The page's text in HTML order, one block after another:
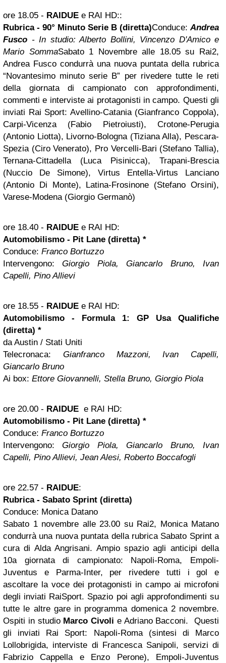
ore 18.05 - RAIDUE e RAI HD::
Rubrica - 90° Minuto Serie B (diretta)Conduce: Andrea
Fusco - In studio:Alberto Bollini, Vincenzo D'Amico e
Mario SommaSabato 1 Novembre alle 18.05 su Rai2,
Andrea Fusco condurrà una nuova puntata della rubrica
“Novantesimo minuto serie B” per rivedere tutte le reti
della giornata di campionato con approfondimenti,
commenti e interviste ai protagonisti in campo. Questi gli
inviati Rai Sport: Avellino-Catania (Gianfranco Coppola),
Carpi-Vicenza (Fabio Pietroiusti), Crotone-Perugia
(Antonio Liotta), Livorno-Bologna (Tiziana Alla), Pescara-
Spezia (Ciro Venerato), Pro Vercelli-Bari (Stefano Tallia),
Ternana-Cittadella (Luca Pisinicca), Trapani-Brescia
(Nuccio De Simone), Virtus Entella-Virtus Lanciano
(Antonio Di Monte), Latina-Frosinone (Stefano Orsini),
Varese-Modena (Giorgio Germanò)
ore 18.40 - RAIDUE e RAI HD:
Automobilismo - Pit Lane (diretta) *
Conduce: Franco Bortuzzo
Intervengono:Giorgio Piola, Giancarlo Bruno, Ivan
Capelli, Pino Allievi
ore 18.55 - RAIDUE e RAI HD:
Automobilismo - Formula 1: GP Usa Qualifiche
(diretta) *
da Austin / Stati Uniti
Telecronaca: Gianfranco Mazzoni, Ivan Capelli,
Giancarlo Bruno
Ai box: Ettore Giovannelli, Stella Bruno, Giorgio Piola
ore 20.00 - RAIDUE e RAI HD:
Automobilismo - Pit Lane (diretta) *
Conduce: Franco Bortuzzo
Intervengono:Giorgio Piola, Giancarlo Bruno, Ivan
Capelli, Pino Allievi, Jean Alesi, Roberto Boccafogli
ore 22.57 - RAIDUE:
Rubrica - Sabato Sprint (diretta)
Conduce: Monica Datano
Sabato 1 novembre alle 23.00 su Rai2, Monica Matano
condurrà una nuova puntata della rubrica Sabato Sprint a
cura di Alda Angrisani. Ampio spazio agli anticipi della
10a giornata di campionato: Napoli-Roma, Empoli-
Juventus e Parma-Inter, per rivedere tutti i gol e
ascoltare la voce dei protagonisti in campo ai microfoni
degli inviati RaiSport. Spazio poi agli approfondimenti su
tutte le altre gare in programma domenica 2 novembre.
Ospiti in studio Marco Civoli e Adriano Bacconi. Questi
gli inviati Rai Sport: Napoli-Roma (sintesi di Marco
Lollobrigida, interviste di Francesca Sanipoli, servizi di
Fabrizio Cappella e Enzo Perone), Empoli-Juventus